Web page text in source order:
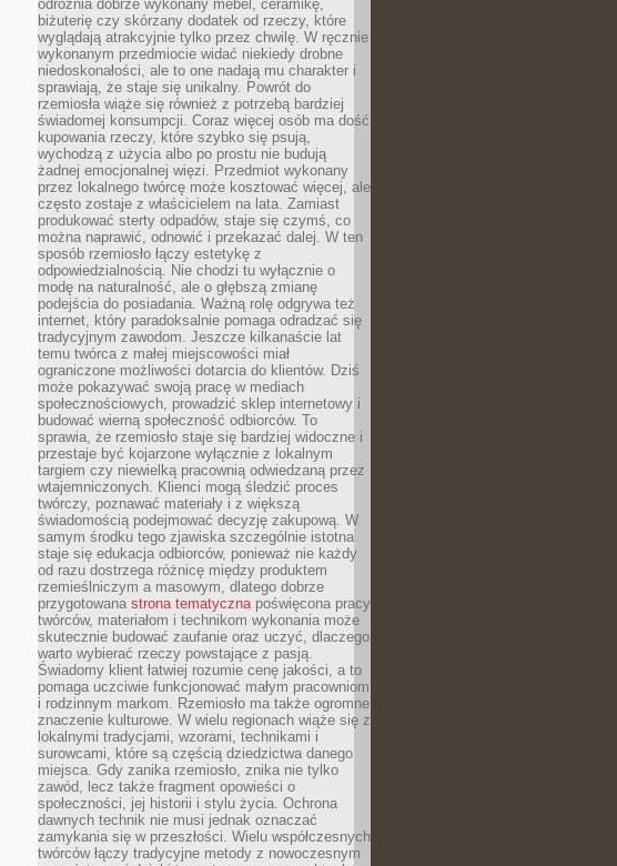
odróżnia dobrze wykonany mebel, ceramikę,
biżuterię czy skórzany dodatek od rzeczy, które
wyglądają atrakcyjnie tylko przez chwilę. W ręcznie
wykonanym przedmiocie widać niekiedy drobne
niedoskonałości, ale to one nadają mu charakter i
sprawiają, że staje się unikalny. Powrót do
rzemiosła wiąże się również z potrzebą bardziej
świadomej konsumpcji. Coraz więcej osób ma dość
kupowania rzeczy, które szybko się psują,
wychodzą z użycia albo po prostu nie budują
żadnej emocjonalnej więzi. Przedmiot wykonany
przez lokalnego twórcę może kosztować więcej, ale
często zostaje z właścicielem na lata. Zamiast
produkować sterty odpadów, staje się czymś, co
można naprawić, odnowić i przekazać dalej. W ten
sposób rzemiosło łączy estetykę z
odpowiedzialnością. Nie chodzi tu wyłącznie o
modę na naturalność, ale o głębszą zmianę
podejścia do posiadania. Ważną rolę odgrywa też
internet, który paradoksalnie pomaga odradzać się
tradycyjnym zawodom. Jeszcze kilkanaście lat
temu twórca z małej miejscowości miał
ograniczone możliwości dotarcia do klientów. Dziś
może pokazywać swoją pracę w mediach
społecznościowych, prowadzić sklep internetowy i
budować wierną społeczność odbiorców. To
sprawia, że rzemiosło staje się bardziej widoczne i
przestaje być kojarzone wyłącznie z lokalnym
targiem czy niewielką pracownią odwiedzaną przez
wtajemniczonych. Klienci mogą śledzić proces
twórczy, poznawać materiały i z większą
świadomością podejmować decyzję zakupową. W
samym środku tego zjawiska szczególnie istotna
staje się edukacja odbiorców, ponieważ nie każdy
od razu dostrzega różnicę między produktem
rzemieślniczym a masowym, dlatego dobrze
przygotowana strona tematycznapoświęcona pracy
twórców, materiałom i technikom wykonania może
skutecznie budować zaufanie oraz uczyć, dlaczego
warto wybierać rzeczy powstające z pasją.
Świadomy klient łatwiej rozumie cenę jakości, a to
pomaga uczciwie funkcjonować małym pracowniom
i rodzinnym markom. Rzemiosło ma także ogromne
znaczenie kulturowe. W wielu regionach wiąże się z
lokalnymi tradycjami, wzorami, technikami i
surowcami, które są częścią dziedzictwa danego
miejsca. Gdy zanika rzemiosło, znika nie tylko
zawód, lecz także fragment opowieści o
społeczności, jej historii i stylu życia. Ochrona
dawnych technik nie musi jednak oznaczać
zamykania się w przeszłości. Wielu współczesnych
twórców łączy tradycyjne metody z nowoczesnym